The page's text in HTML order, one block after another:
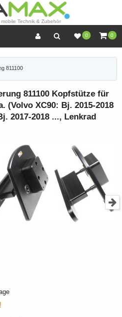
Technik & Zubehör
0 0
811100
811100 Kopfstütze für
(Volvo XC90: Bj. 2015-2018
2017-2018 ..., Lenkrad